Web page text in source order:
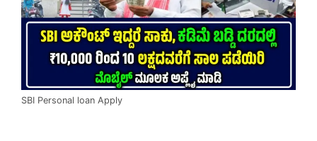
SBI Personal loan Apply